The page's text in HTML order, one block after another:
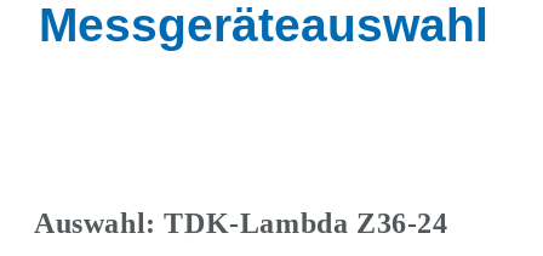
Messgeräteauswahl
Auswahl: TDK-Lambda Z36-24